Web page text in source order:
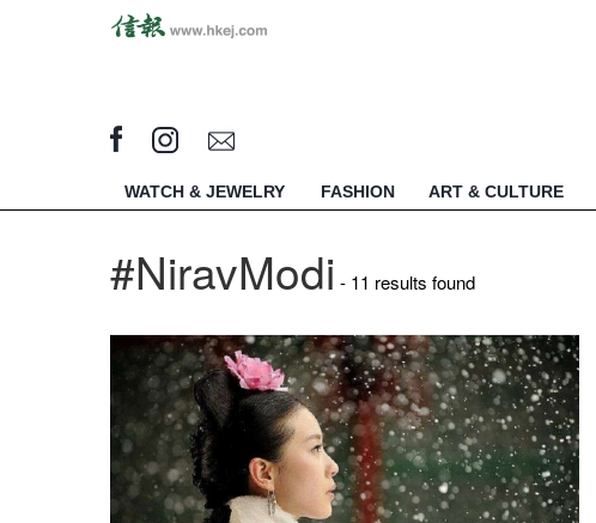
WATCH & JEWELRY FASHION ART & CULTURE
#NiravModi - 11 results found